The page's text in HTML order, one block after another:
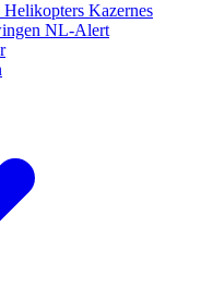
Helikopters Kazernes
NL-Alert